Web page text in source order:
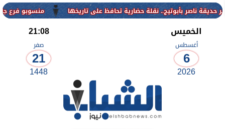
منسوبو فرع جامعة
الخميس
أغسطس
6
2026
21:08
صفر
21
1448